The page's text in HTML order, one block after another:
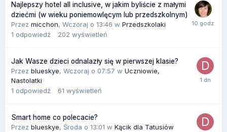
Najlepszy hotel all inclusive, w jakim byliście z małymi
dziećmi (w wieku poniemowlęcym lub przedszkolnym)
Przez micchon, Wczoraj o 13:46 w Przedszkolaki
1 odpowiedź 202 wyświetleń
Jak Wasze dzieci odnalazły się w pierwszej klasie?
Przez blueskye, Wczoraj o 07:57 w Uczniowie,
Nastolatki
1 odpowiedź 61 wyświetleń
Smart home co polecacie?
Przez blueskye, Środa o 13:01 w Kącik dla Tatusiów